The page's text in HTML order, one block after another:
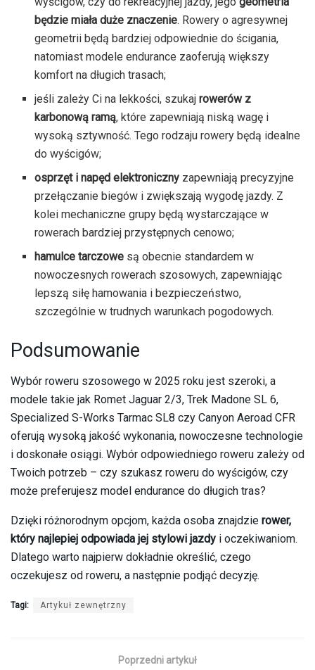
będzie miała duże znaczenie. Rowery o agresywnej
geometrii będą bardziej odpowiednie do ścigania,
natomiast modele endurance zaoferują większy
komfort na długich trasach;
jeśli zależy Ci na lekkości, szukaj rowerów z
karbonową ramą, które zapewniają niską wagę i
wysoką sztywność. Tego rodzaju rowery będą idealne
do wyścigów;
osprzęt i napęd elektroniczny zapewniają precyzyjne
przełączanie biegów i zwiększają wygodę jazdy. Z
kolei mechaniczne grupy będą wystarczające w
rowerach bardziej przystępnych cenowo;
hamulce tarczowe są obecnie standardem w
nowoczesnych rowerach szosowych, zapewniając
lepszą siłę hamowania i bezpieczeństwo,
szczególnie w trudnych warunkach pogodowych.
Podsumowanie
Wybór roweru szosowego w 2025 roku jest szeroki, a
modele takie jak Romet Jaguar 2/3, Trek Madone SL 6,
Specialized S-Works Tarmac SL8 czy Canyon Aeroad CFR
oferują wysoką jakość wykonania, nowoczesne technologie
i doskonałe osiągi. Wybór odpowiedniego roweru zależy od
Twoich potrzeb – czy szukasz roweru do wyścigów, czy
może preferujesz model endurance do długich tras?
Dzięki różnorodnym opcjom, każda osoba znajdzie rower,
który najlepiej odpowiada jej stylowi jazdy i oczekiwaniom.
Dlatego warto najpierw dokładnie określić, czego
oczekujesz od roweru, a następnie podjąć decyzję.
Tagi: Artykuł zewnętrzny
Poprzedni artykuł